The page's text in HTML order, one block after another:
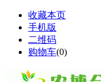
收藏本页
手机版
二维码
购物车(0)